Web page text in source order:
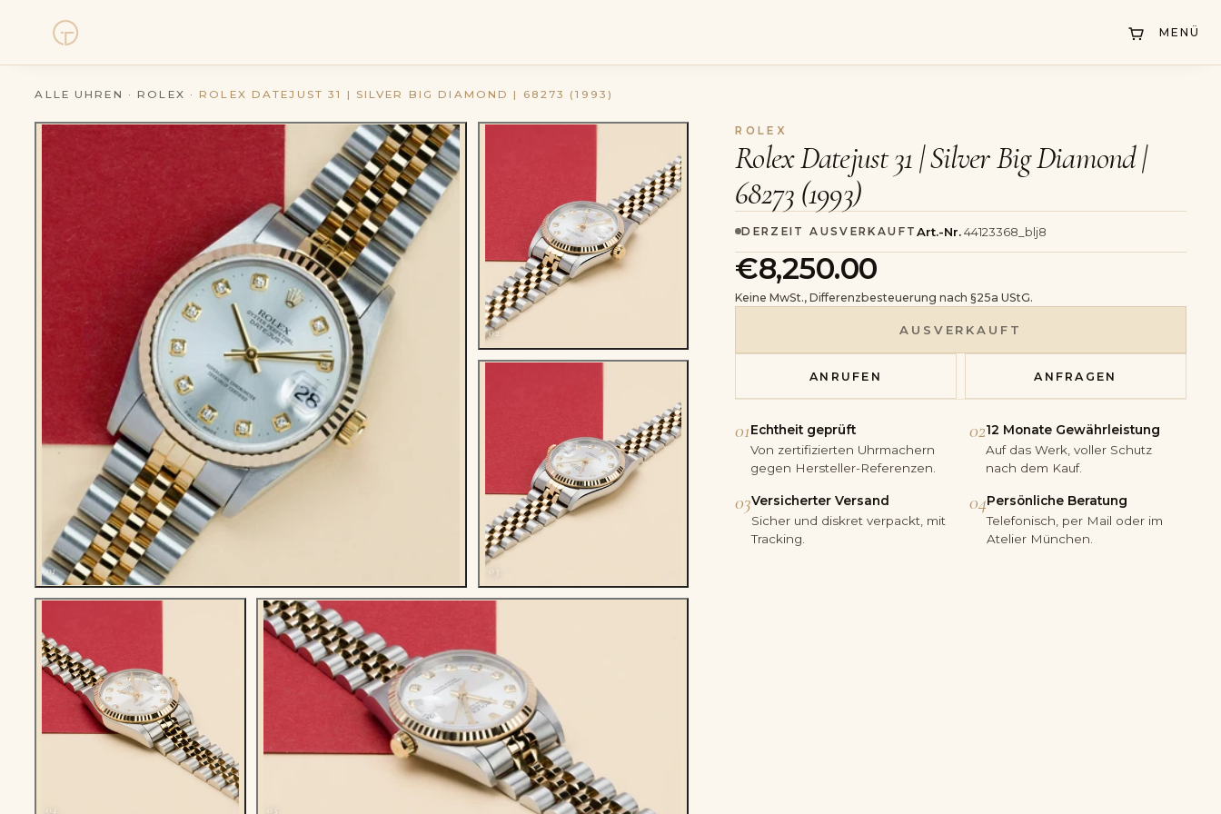
MENÜ
Uhren
Kollektionen
Uhrenankauf
Service
Geschichte
Horology Hub
Kontakt
ALLE UHREN · ROLEX · ROLEX DATEJUST 31 | SILVER BIG DIAMOND | 68273 (1993)
01
02
03
04 05
ROLEX
Rolex Datejust 31 | Silver Big Diamond |
68273 (1993)
DERZEIT AUSVERKAUFT Art.-Nr. 44123368_blj8
€8,250.00
Keine MwSt., Differenzbesteuerung nach §25a UStG.
AUSVERKAUFT
ANRUFEN ANFRAGEN
01Echtheit geprüft
Von zertifizierten Uhrmachern
gegen Hersteller-Referenzen.
0212 Monate Gewährleistung
Auf das Werk, voller Schutz
nach dem Kauf.
03Versicherter Versand
Sicher und diskret verpackt, mit
Tracking.
04Persönliche Beratung
Telefonisch, per Mail oder im
Atelier München.